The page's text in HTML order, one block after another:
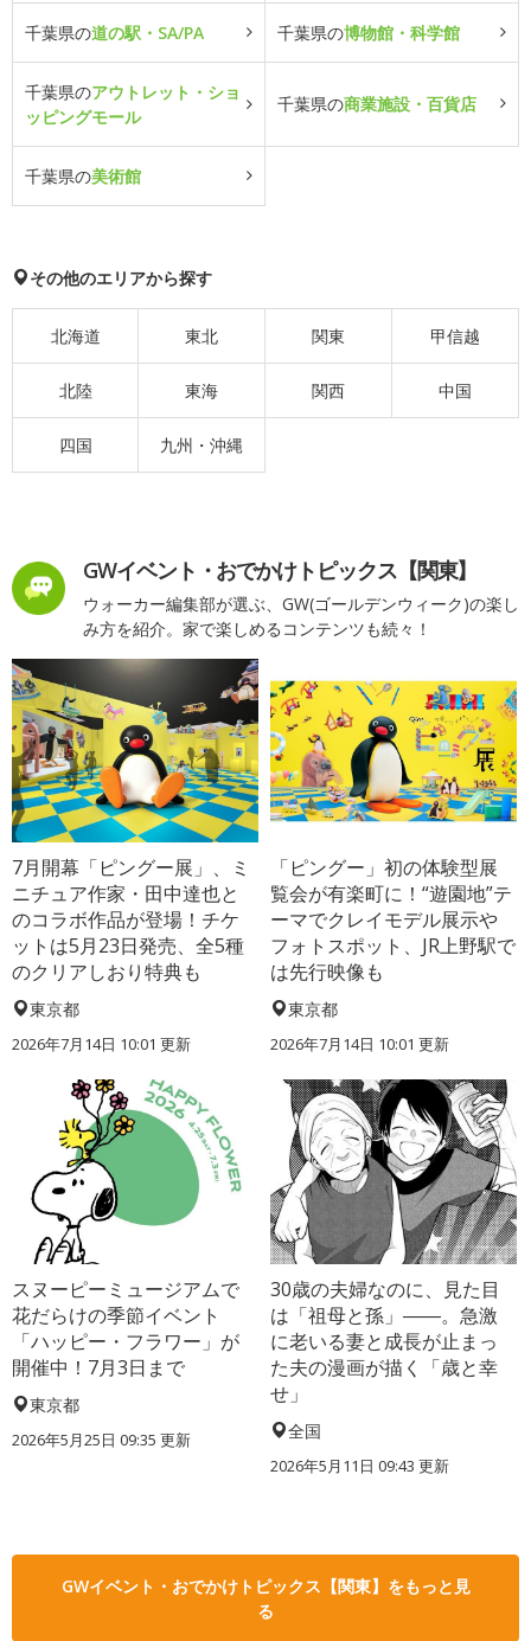
千葉県の道の駅・SA/PA 千葉県の博物館・科学館
千葉県のアウトレット・ショ
ッピングモール
千葉県の商業施設・百貨店
千葉県の美術館
その他のエリアから探す
北海道 東北 関東 甲信越
北陸 東海 関西 中国
四国 九州・沖縄
GWイベント・おでかけトピックス【関東】
ウォーカー編集部が選ぶ、GW(ゴールデンウィーク)の楽し
み方を紹介。家で楽しめるコンテンツも続々！
7月開幕「ピングー展」、ミ
ニチュア作家・田中達也と
のコラボ作品が登場！チケ
ットは5月23日発売、全5種
のクリアしおり特典も
東京都
2026年7月14日 10:01 更新
「ピングー」初の体験型展
覧会が有楽町に！“遊園地”テ
ーマでクレイモデル展示や
フォトスポット、JR上野駅で
は先行映像も
東京都
2026年7月14日 10:01 更新
スヌーピーミュージアムで
花だらけの季節イベント
「ハッピー・フラワー」が
開催中！7月3日まで
東京都
2026年5月25日 09:35 更新
30歳の夫婦なのに、見た目
は「祖母と孫」――。急激
に老いる妻と成長が止まっ
た夫の漫画が描く「歳と幸
せ」
全国
2026年5月11日 09:43 更新
GWイベント・おでかけトピックス【関東】をもっと見
る